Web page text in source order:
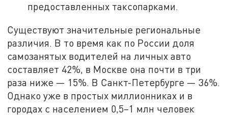
предоставленных таксопарками.
Существуют значительные региональные
различия. В то время как по России доля
самозанятых водителей на личных авто
составляет 42%, в Москве она почти в три
раза ниже — 15%. В Санкт-Петербурге — 36%.
Однако уже в простых миллионниках и в
городах с населением 0,5–1 млн человек